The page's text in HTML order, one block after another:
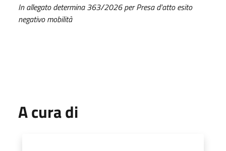
In allegato determina 363/2026 per Presa d'atto esito
negativo mobilità
A cura di